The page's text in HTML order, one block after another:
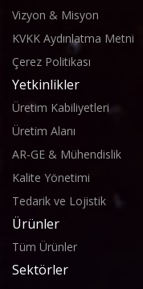
Vizyon & Misyon
KVKK Aydınlatma Metni
Çerez Politikası
Yetkinlikler
Üretim Kabiliyetleri
Üretim Alanı
AR-GE & Mühendislik
Kalite Yönetimi
Tedarik ve Lojistik
Ürünler
Tüm Ürünler
Sektörler